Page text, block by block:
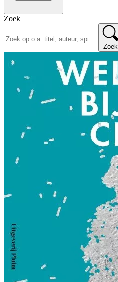
Zoek
Zoek